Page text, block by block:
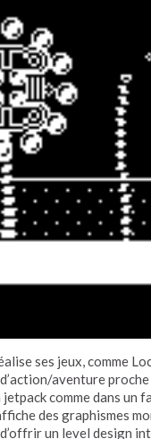
ses jeux, comme
aventure
comme dans un
des graphismes
d’offrir un level design